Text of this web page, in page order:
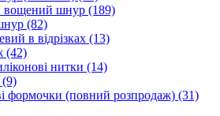
вощений шнур (189)
(82)
в відрізках (13)
(42)
нитки (14)
(9)
формочки (повний розпродаж) (31)